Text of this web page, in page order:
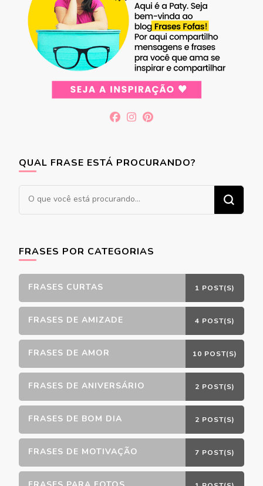
QUAL FRASE ESTÁ PROCURANDO?
Procurando
algo?
FRASES POR CATEGORIAS
FRASES CURTAS 1 POST(S)
FRASES DE AMIZADE 4 POST(S)
FRASES DE AMOR 10 POST(S)
FRASES DE ANIVERSÁRIO 2 POST(S)
FRASES DE BOM DIA 2 POST(S)
FRASES DE MOTIVAÇÃO 7 POST(S)